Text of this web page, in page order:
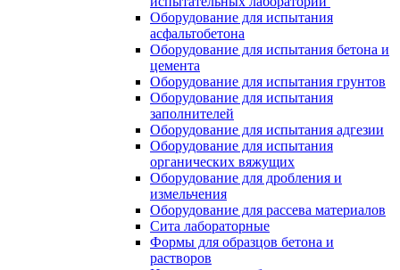
Оборудование для испытания
асфальтобетона
Оборудование для испытания бетона и
цемента
Оборудование для испытания грунтов
Оборудование для испытания
заполнителей
Оборудование для испытания адгезии
Оборудование для испытания
органических вяжущих
Оборудование для дробления и
измельчения
Оборудование для рассева материалов
Сита лабораторные
Формы для образцов бетона и
растворов